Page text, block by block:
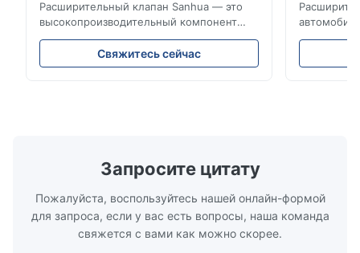
установок транспортных средств
Расширительный клапан Sanhua — это
высокопроизводительный компонент
управления холодильным
оборудованием, предназначенный для
холодильных установок грузовых
охлаждение, энергоэффективность и
надежную работу.
Свяжитесь сейчас
точно
Запросите цитату
Пожалуйста, воспользуйтесь нашей онлайн-формой
для запроса, если у вас есть вопросы, наша команда
свяжется с вами как можно скорее.